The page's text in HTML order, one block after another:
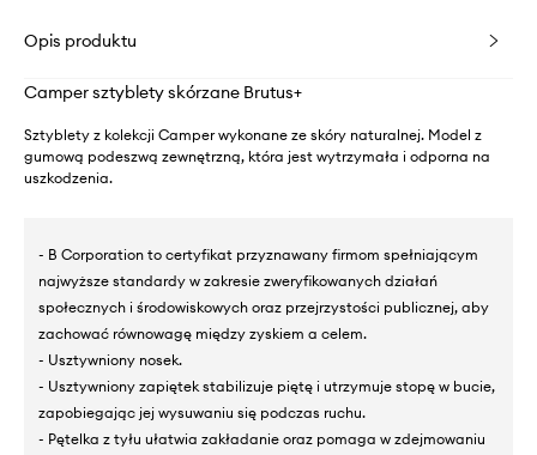
Opis produktu
Camper sztyblety skórzane Brutus+
Sztyblety z kolekcji Camper wykonane ze skóry naturalnej. Model z
gumową podeszwą zewnętrzną, która jest wytrzymała i odporna na
uszkodzenia.
- B Corporation to certyfikat przyznawany firmom spełniającym
najwyższe standardy w zakresie zweryfikowanych działań
społecznych i środowiskowych oraz przejrzystości publicznej, aby
zachować równowagę między zyskiem a celem.
- Usztywniony nosek.
- Usztywniony zapiętek stabilizuje piętę i utrzymuje stopę w bucie,
zapobiegając jej wysuwaniu się podczas ruchu.
- Pętelka z tyłu ułatwia zakładanie oraz pomaga w zdejmowaniu